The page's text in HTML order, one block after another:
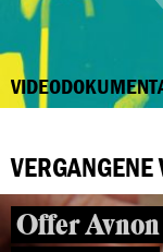
VERGANGENE
Offer